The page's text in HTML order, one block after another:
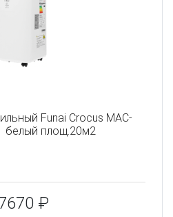
Funai Crocus MAC-
белый площ.20м2
₽